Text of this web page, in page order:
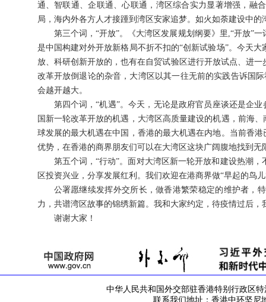
通、智联通、企联通、心联通，湾区综合实力显著增强，融
局，海内外各方人才接踵到湾区安家追梦。如火如荼建设中
第三个词，“开放”。《大湾区发展规划纲要》里,“开放”
是中国构建对外开放新格局不折不扣的“创新试验场”。今天
放、科研创新开放的，也有在自贸试验区进行开放试点、进
改革开放倒退论的杂音，大湾区以其一往无前的实践告诉国
会越开越大。
第四个词，“机遇”。今天，无论是政府官员座谈还是企
国新一轮改革开放的机遇，大湾区高质量建设的机遇，前海
球发展的最大机遇在中国，香港的最大机遇在内地。当前香
优势，在香港的商界朋友们可以在大湾区这块广阔腹地找到无
第五个词，“行动”。面对大湾区新一轮开放和建设热潮
区投资兴业，分享发展红利。我们欢迎在港商界做“早起的鸟
公署愿继续发挥外交所长，做香港繁荣稳定的维护者，
力，共谱湾区故事的锦绣新篇。我和大家约定，待疫情过后
谢谢大家！
中华人民共和国外交部驻香港特别行政区特
联系我们地址：香港中环坚尼